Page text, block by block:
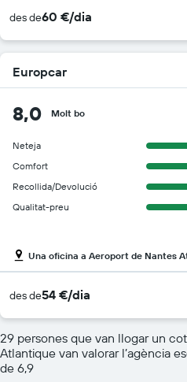
des de60 €/dia
Europcar
8,0 Molt bo
Neteja
Comfort
Recollida/Devolució
Qualitat-preu
des de54 €/dia
29 persones que van llogar un
Atlantique van valorar l’agència
de 6,9